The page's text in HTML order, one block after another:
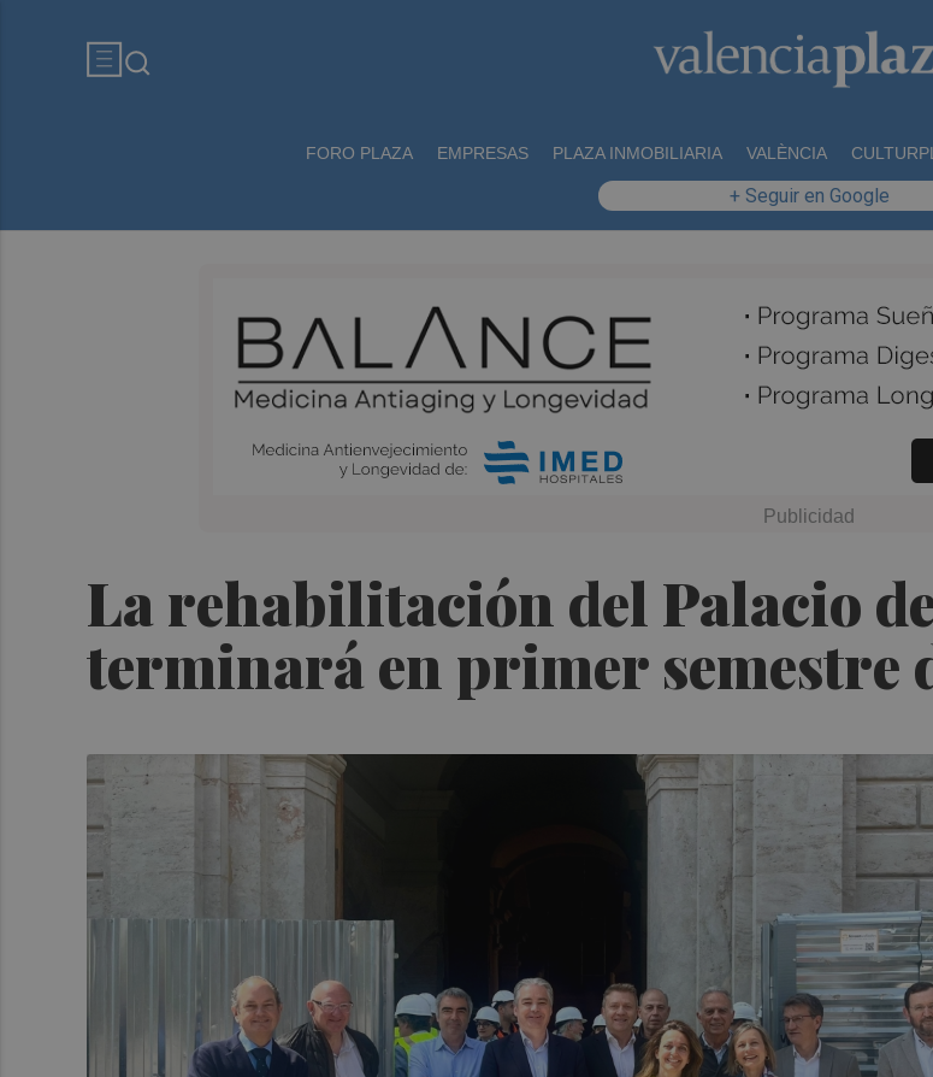
FORO PLAZA EMPRESAS PLAZA INMOBILIARIA VALÈNCIA
+ Seguir en Google
La rehabilitación del Palacio
terminará en primer semestre